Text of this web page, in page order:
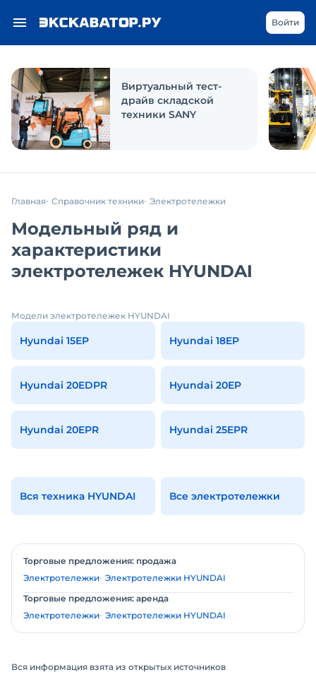
Войти
Виртуальный тест-
драйв складской
техники SANY
Главная Справочник техники Электротележки
Модельный ряд и
характеристики
электротележек HYUNDAI
Модели электротележек HYUNDAI
Hyundai 15EP Hyundai 18EP
Hyundai 20EDPR Hyundai 20EP
Hyundai 20EPR Hyundai 25EPR
Вся техника HYUNDAI Все электротележки
Торговые предложения: продажа
Электротележки Электротележки HYUNDAI
Торговые предложения: аренда
Электротележки Электротележки HYUNDAI
Вся информация взята из открытых источников